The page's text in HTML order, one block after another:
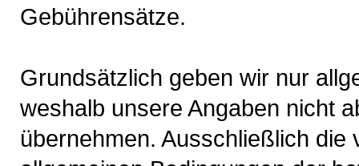
Gebührensätze.
Grundsätzlich geben wir nur
weshalb unsere Angaben nicht
übernehmen. Ausschließlich